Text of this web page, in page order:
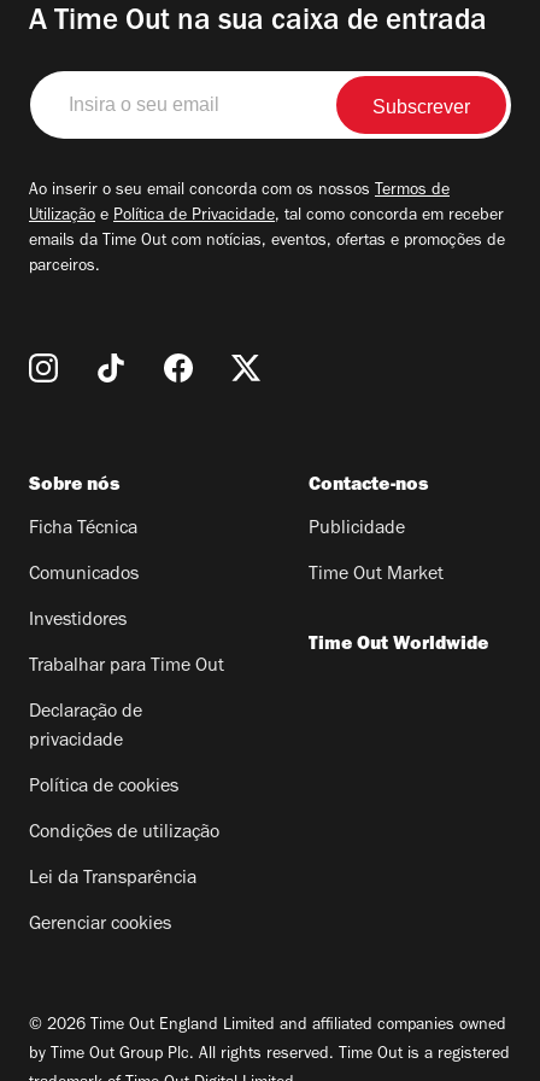
A Time Out na sua caixa de entrada
Insira
o
seu
Ao inserir o seu email concorda com os nossos Termos de
Utilização e Política de Privacidade, tal como concorda em receber
emails da Time Out com notícias, eventos, ofertas e promoções de
parceiros.
Sobre nós
Ficha Técnica
Comunicados
Investidores
Trabalhar para Time Out
Declaração de
privacidade
Política de cookies
Condições de utilização
Lei da Transparência
Gerenciar cookies
Contacte-nos
Publicidade
Time Out Market
Time Out Worldwide
© 2026 Time Out England Limited and affiliated companies owned
by Time Out Group Plc. All rights reserved. Time Out is a registered